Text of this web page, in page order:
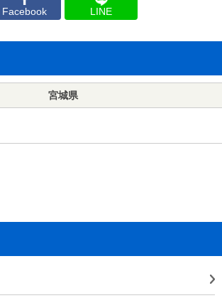
Facebook LINE
宮城県